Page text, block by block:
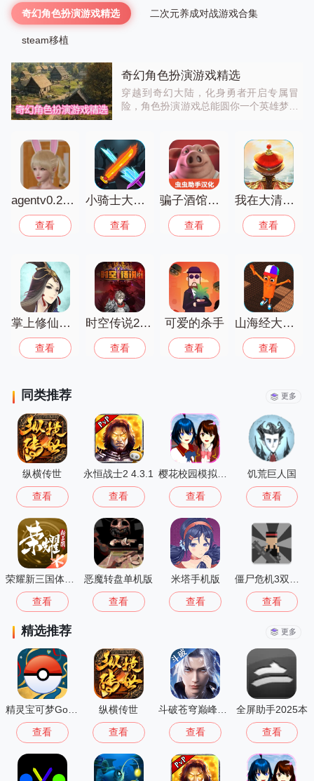
奇幻角色扮演游戏精选 二次元养成对战游戏合集
steam移植
奇幻角色扮演游戏精选
穿越到奇幻大陆，化身勇者开启专属冒
险，角色扮演游戏总能圆你一个英雄梦！
升级、组队冒险的乐趣。不管是萌系可爱
风还是硬核暗黑风，都能让你代入感拉
满，快来书写自己的传奇！
agentv0.22.5汉化版
查看
小骑士大冒险
查看
骗子酒馆虫虫助手汉化版
查看
我在大清当皇帝游戏
查看
掌上修仙九游版
查看
时空传说2黑暗之路
查看
可爱的杀手
查看
山海经大冒险游戏
查看
同类推荐 更多
纵横传世
查看
永恒战士2 4.3.1
查看
樱花校园模拟器大更新无广告
查看
饥荒巨人国
查看
查看
恶魔转盘单机版
查看
米塔手机版
查看 查看
精选推荐 更多
查看
纵横传世
查看 查看
全屏助手2025本
查看